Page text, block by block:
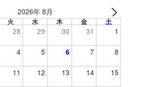
2026年 8月
火 水 木 金 土
28 29 30 31 1
4 5 6 7 8
11 12 13 14 15